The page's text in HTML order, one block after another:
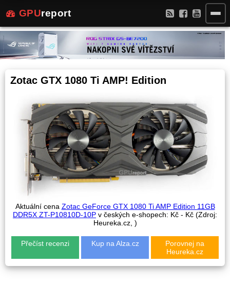
GPUreport
Zotac GTX 1080 Ti AMP! Edition
Aktuální cena Zotac GeForce GTX 1080 Ti AMP Edition 11GB
DDR5X ZT-P10810D-10P v českých e-shopech: Kč - Kč (Zdroj:
Heureka.cz, )
Přečíst recenzi Kup na Alza.cz
Porovnej na
Heureka.cz